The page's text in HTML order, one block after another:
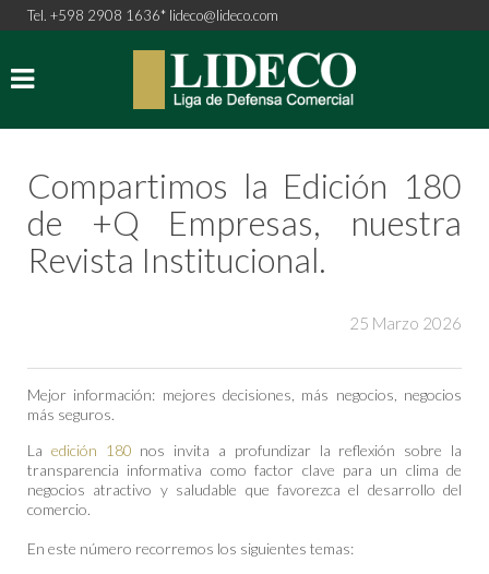
Tel. +598 2908 1636* lideco@lideco.com
Compartimos la Edición 180
de +Q Empresas, nuestra
Revista Institucional.
25 Marzo 2026
Mejor información: mejores decisiones, más negocios, negocios
más seguros.
La edición 180 nos invita a profundizar la reflexión sobre la
transparencia informativa como factor clave para un clima de
negocios atractivo y saludable que favorezca el desarrollo del
comercio.
En este número recorremos los siguientes temas: